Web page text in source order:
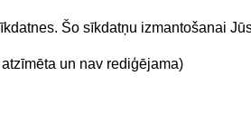
Šo sīkdatņu izmantošanai
un nav rediģējama)